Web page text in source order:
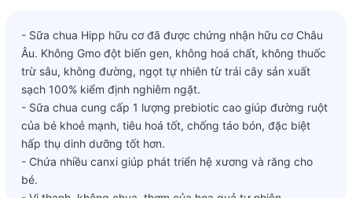
- Sữa chua Hipp hữu cơ đã được chứng nhận hữu cơ Châu
Âu. Không Gmo đột biến gen, không hoá chất, không thuốc
trừ sâu, không đường, ngọt tự nhiên từ trái cây sản xuất
sạch 100% kiểm định nghiêm ngặt.
- Sữa chua cung cấp 1 lượng prebiotic cao giúp đường ruột
của bé khoẻ mạnh, tiêu hoá tốt, chống táo bón, đặc biệt
hấp thụ dinh dưỡng tốt hơn.
- Chứa nhiều canxi giúp phát triển hệ xương và răng cho
bé.